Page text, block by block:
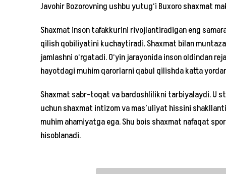
Javohir Bozorovning ushbu yutug‘i Buxoro shaxmat
Shaxmat inson tafakkurini rivojlantiradigan eng
qilish qobiliyatini kuchaytiradi. Shaxmat bilan
jamlashni o‘rgatadi. O‘yin jarayonida inson oldindan
hayotdagi muhim qarorlarni qabul qilishda katta
Shaxmat sabr-toqat va bardoshlilikni tarbiyalaydi. U
uchun shaxmat intizom va mas’uliyat hissini
muhim ahamiyatga ega. Shu bois shaxmat nafaqat
hisoblanadi.